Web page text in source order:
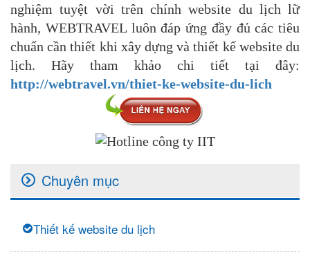
nghiệm tuyệt vời trên chính website du lịch lữ
hành, WEBTRAVEL luôn đáp ứng đầy đủ các tiêu
chuẩn cần thiết khi xây dựng và thiết kế website du
lịch. Hãy tham khảo chi tiết tại đây:
http://webtravel.vn/thiet-ke-website-du-lich
Chuyên mục
Thiết kế website du lịch